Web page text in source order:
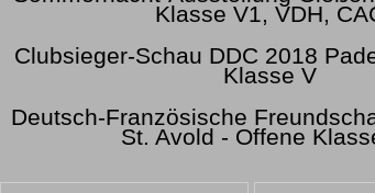
Klasse V1, VDH,
Clubsieger-Schau DDC 2018
Klasse V
Deutsch-Französische
St. Avold - Offene